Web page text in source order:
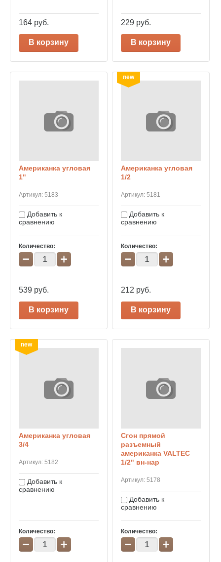
164 руб.
В корзину
229 руб.
В корзину
Американка угловая
1"
Артикул: 5183
Добавить к
сравнению
Количество:
− +
539 руб.
В корзину
new
Американка угловая
1/2
Артикул:5181
Добавить к
сравнению
Количество:
− +
212 руб.
В корзину
new
Американка угловая
3/4
Артикул: 5182
Добавить к
сравнению
Количество:
− +
Сгон прямой
разъемный
американка VALTEC
1/2" вн-нар
Артикул:5178
Добавить к
сравнению
Количество:
− +